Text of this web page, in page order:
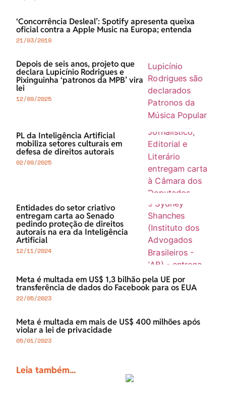
‘Concorrência Desleal’: Spotify apresenta queixa
oficial contra a Apple Music na Europa; entenda
21/03/2019
Depois de seis anos, projeto que
declara Lupicínio Rodrigues e
Pixinguinha ‘patronos da MPB’ vira
lei
12/09/2025
PL da Inteligência Artificial
mobiliza setores culturais em
defesa de direitos autorais
02/09/2025
Entidades do setor criativo
entregam carta ao Senado
pedindo proteção de direitos
autorais na era da Inteligência
Artificial
12/11/2024
Meta é multada em US$ 1,3 bilhão pela UE por
transferência de dados do Facebook para os EUA
22/05/2023
Meta é multada em mais de US$ 400 milhões após
violar a lei de privacidade
05/01/2023
Leia também...